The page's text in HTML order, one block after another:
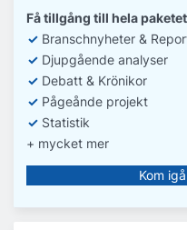
Få tillgång till hela
✓ Branschnyheter &
✓ Djupgående analyser
✓ Debatt & Krönikor
✓ Pågeånde projekt
✓ Statistik
+ mycket mer
Kom